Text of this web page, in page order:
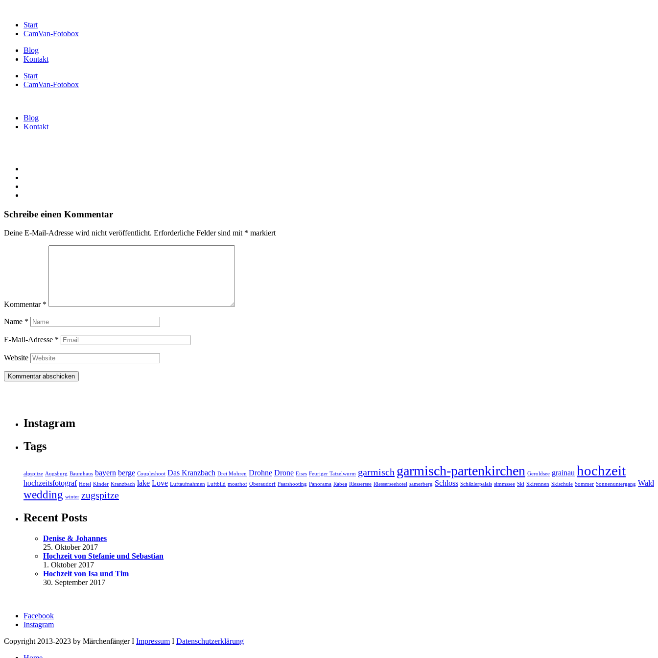
Start
CamVan-Fotobox
Blog
Kontakt
Start
CamVan-Fotobox
Blog
Kontakt
Schreibe einen Kommentar
Deine E-Mail-Adresse wird nicht veröffentlicht. Erforderliche Felder sind mit * markiert
Kommentar *
Name *
E-Mail-Adresse *
Website
Instagram
Tags
alpspitze Augsburg Baumhaus bayern berge Coupleshoot Das Kranzbach Drei Mohren Drohne Drone Eises Feuriger Tatzelwurm garmisch garmisch-partenkirchen Geroldsee grainau hochzeit
hochzeitsfotograf Hotel Kinder Kranzbach lake Love Luftaufnahmen Luftbild moarhof Oberaudorf Paarshooting Panorama Rabea Riessersee Riesserseehotel samerberg Schloss Schäzlerpalais simmssee Ski Skirennen Skischule Sommer Sonnenuntergang Wald
wedding winter zugspitze
Recent Posts
Denise & Johannes
25. Oktober 2017
Hochzeit von Stefanie und Sebastian
1. Oktober 2017
Hochzeit von Isa und Tim
30. September 2017
Facebook
Instagram
Copyright 2013-2023 by Märchenfänger I Impressum I Datenschutzerklärung